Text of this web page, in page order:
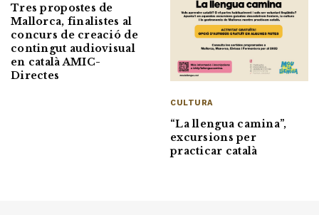
Tres propostes de
Mallorca, finalistes al
concurs de creació de
contingut audiovisual
en català AMIC-
Directes
CULTURA
“La llengua camina”,
excursions per
practicar català